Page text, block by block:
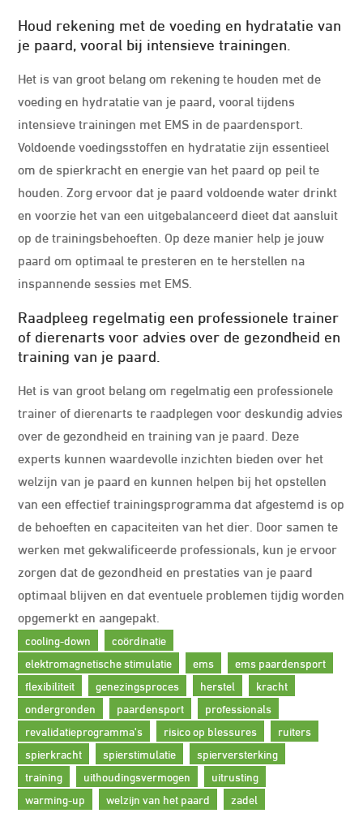
Houd rekening met de voeding en hydratatie van
je paard, vooral bij intensieve trainingen.
Het is van groot belang om rekening te houden met de
voeding en hydratatie van je paard, vooral tijdens
intensieve trainingen met EMS in de paardensport.
Voldoende voedingsstoffen en hydratatie zijn essentieel
om de spierkracht en energie van het paard op peil te
houden. Zorg ervoor dat je paard voldoende water drinkt
en voorzie het van een uitgebalanceerd dieet dat aansluit
op de trainingsbehoeften. Op deze manier help je jouw
paard om optimaal te presteren en te herstellen na
inspannende sessies met EMS.
Raadpleeg regelmatig een professionele trainer
of dierenarts voor advies over de gezondheid en
training van je paard.
Het is van groot belang om regelmatig een professionele
trainer of dierenarts te raadplegen voor deskundig advies
over de gezondheid en training van je paard. Deze
experts kunnen waardevolle inzichten bieden over het
welzijn van je paard en kunnen helpen bij het opstellen
van een effectief trainingsprogramma dat afgestemd is op
de behoeften en capaciteiten van het dier. Door samen te
werken met gekwalificeerde professionals, kun je ervoor
zorgen dat de gezondheid en prestaties van je paard
optimaal blijven en dat eventuele problemen tijdig worden
opgemerkt en aangepakt.
cooling-down
coördinatie
elektromagnetische stimulatie
ems
ems paardensport
flexibiliteit
genezingsproces herstel
kracht
ondergronden
paardensport
professionals
revalidatieprogramma's
risico op blessures
ruiters
spierkracht
spierstimulatie
spierversterking
training
uithoudingsvermogen
uitrusting
warming-up
welzijn van het paard zadel